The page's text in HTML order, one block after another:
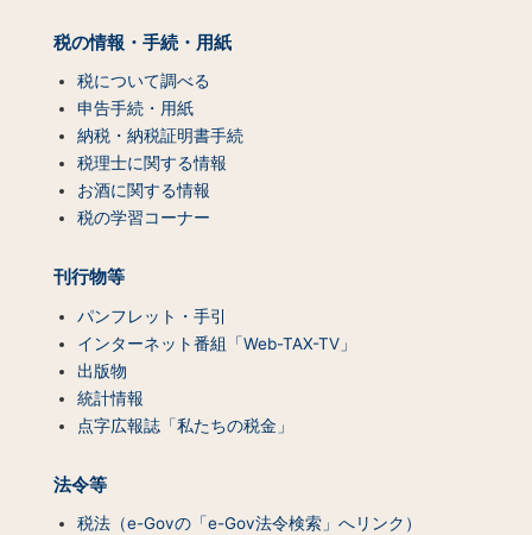
税の情報・手続・用紙
税について調べる
申告手続・用紙
納税・納税証明書手続
税理士に関する情報
お酒に関する情報
税の学習コーナー
刊行物等
パンフレット・手引
インターネット番組「Web-TAX-TV」
出版物
統計情報
点字広報誌「私たちの税金」
法令等
税法（e-Govの「e-Gov法令検索」へリンク）